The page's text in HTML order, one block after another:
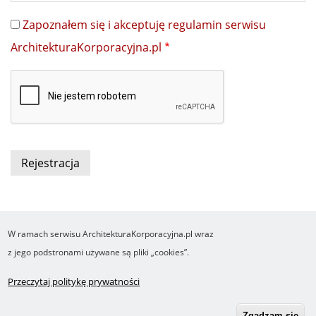
Zapoznałem się i akceptuję regulamin serwisu
ArchitekturaKorporacyjna.pl
COPYRIGHT ©2016-2026 Ośrodek Studiów nad Cyfrowym Państwem
Wykonanie i obsługa Yasne.pl
Footer
Regulamin Polityka prywatności
W ramach serwisu ArchitekturaKorporacyjna.pl wraz
z jego podstronami używane są pliki „cookies”.
Przeczytaj politykę prywatności